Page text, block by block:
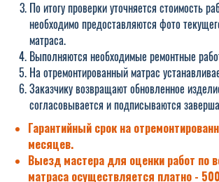
По итогу проверки уточняется стоимость
необходимо предоставляются фото
матраса.
Выполняются необходимые ремонтные
На отремонтированный матрас
Заказчику возвращают обновленное
согласовывается и подписываются
Гарантийный срок на
месяцев.
Выезд мастера для оценки работ по
матраса осуществляется платно -